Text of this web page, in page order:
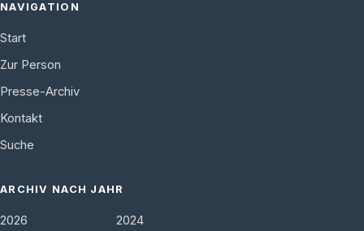
NAVIGATION
Start
Zur Person
Presse-Archiv
Kontakt
Suche
ARCHIV NACH JAHR
2026 2024